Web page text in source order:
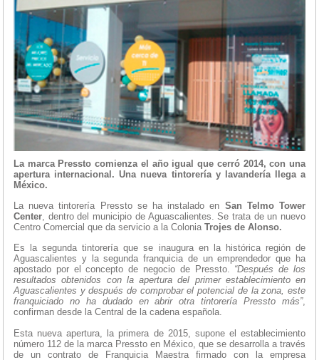
La marca Pressto comienza el año igual que cerró 2014, con una
apertura internacional. Una nueva tintorería y lavandería llega a
México.
La nueva tintorería Pressto se ha instalado en San Telmo Tower
Center, dentro del municipio de Aguascalientes. Se trata de un nuevo
Centro Comercial que da servicio a la Colonia Trojes de Alonso.
Es la segunda tintorería que se inaugura en la histórica región de
Aguascalientes y la segunda franquicia de un emprendedor que ha
apostado por el concepto de negocio de Pressto. “Después de los
resultados obtenidos con la apertura del primer establecimiento en
Aguascalientes y después de comprobar el potencial de la zona, este
franquiciado no ha dudado en abrir otra tintorería Pressto más”,
confirman desde la Central de la cadena española.
Esta nueva apertura, la primera de 2015, supone el establecimiento
número 112 de la marca Pressto en México, que se desarrolla a través
de un contrato de Franquicia Maestra firmado con la empresa